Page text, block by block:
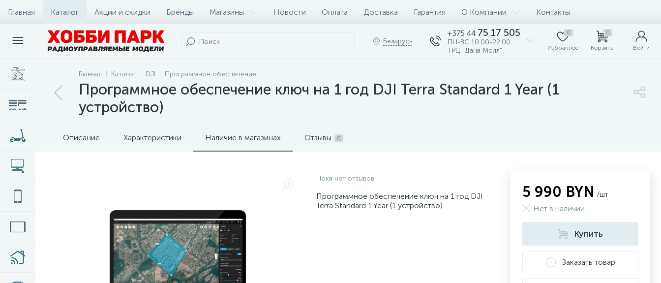
Главная Каталог Акции и скидки Бренды Магазины Новости Оплата Доставка Гарантия О Компании Контакты
Беларусь
+375 44 75 17 505
ПН-ВС 10:00-22:00
ТРЦ "Дана Молл"
0
Избранное
0
Корзина Войти
Главная Каталог DJI Программное обеспечение
Программное обеспечение ключ на 1 год DJI Terra Standard 1 Year (1
устройство)
Описание Характеристики Наличие в магазинах Отзывы 0
Пока нет отзывов
Программное обеспечение ключ на 1 год DJI
Terra Standard 1 Year (1 устройство)
5 990 BYN /шт
Нет в наличии
Купить
Заказать товар